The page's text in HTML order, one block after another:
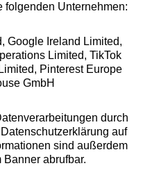
folgenden Unternehmen:
Google Ireland Limited,
Limited, TikTok
Pinterest Europe
GmbH
durch
auf
sind außerdem
abrufbar.